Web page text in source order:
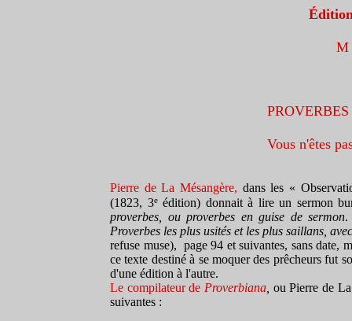
M
Vous n'êtes
Pierre de La Mésangère, dans les «
(1823, 3eédition) donnait à lire un sermon
proverbes, ou proverbes en guise de sermon.
Proverbes les plus usités et les plus saillans,
refuse muse), page 94 et suivantes, sans date,
ce texte destiné à se moquer des prêcheurs fut
d'une édition à l'autre.
Le compilateur deProverbiana, ou Pierre de
suivantes :